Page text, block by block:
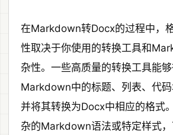
在Markdown转Docx的过程中，
性取决于你使用的转换工具和
杂性。一些高质量的转换工具能
Markdown中的标题、列表、代码
并将其转换为Docx中相应的格式
杂的Markdown语法或特定样式